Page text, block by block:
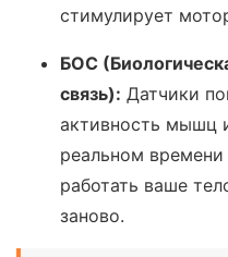
стимулирует
БОС
связь): Датчики
активность мышц
реальном времени
работать ваше
заново.